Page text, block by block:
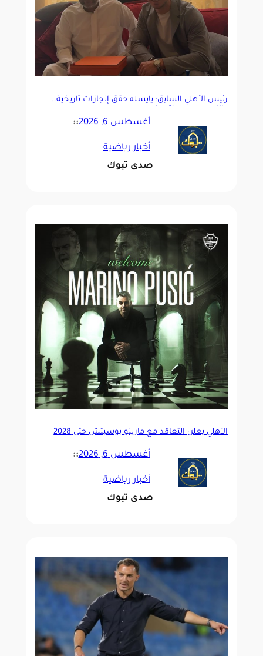
رئيس الأهلي السابق: يايسله حقق إنجازات تاريخية..
أغسطس 6, 2026 ::
أخبار رياضية
صدى تبوك
الأهلي يعلن التعاقد مع مارينو بوسيتش حتى 2028
أغسطس 6, 2026 ::
أخبار رياضية
صدى تبوك